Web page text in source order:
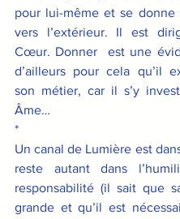
pour lui-même et se donne
vers l’extérieur. Il est
Cœur. Donner  est une
d’ailleurs pour cela qu’il
son métier, car il s’y
Âme…
*
Un canal de Lumière est
reste autant dans
responsabilité (il sait que
grande et qu’il est